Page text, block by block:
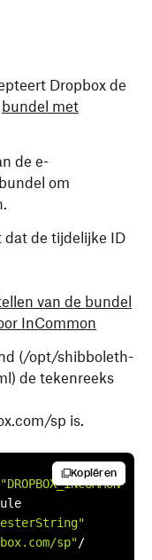
Dropbox de
bundel met
de e-
om
dat de tijdelijke ID
van de bundel
InCommon
(/opt/shibboleth-
de tekenreeks
sp is.
Kopiëren
"DROPBOX_INCOMMON"
sp"/